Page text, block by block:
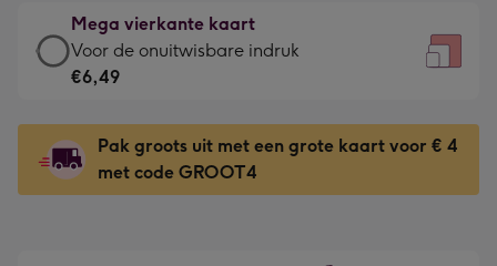
kleine
gelukwens
-
130
x
130
mm
-
€4,79
-
Meest
-
Dimensions:
167
Mega vierkante kaart
Mega
vierkante
-
€6,49
-
Voor de onuitwisbare indruk
€6,49
Pak groots uit met een grote kaart voor € 4
met code GROOT4